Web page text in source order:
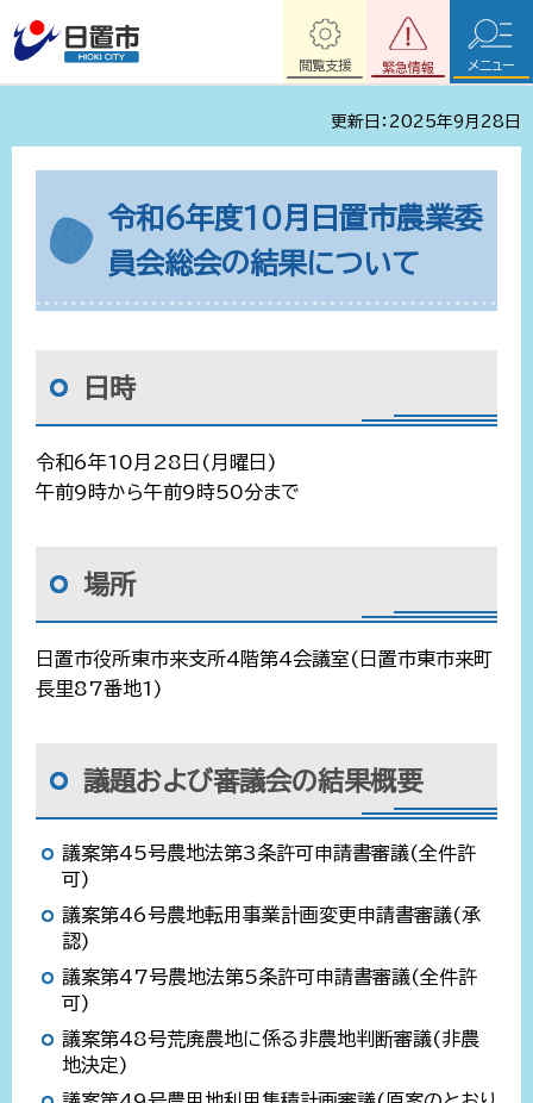
緊急情報
閲覧支援 メニュー
更新日：2025年9月28日
令和6年度10月日置市農業委
員会総会の結果について
日時
令和6年10月28日(月曜日)
午前9時から午前9時50分まで
場所
日置市役所東市来支所4階第4会議室(日置市東市来町
長里87番地1)
議題および審議会の結果概要
議案第45号農地法第3条許可申請書審議(全件許
可)
議案第46号農地転用事業計画変更申請書審議(承
認)
議案第47号農地法第5条許可申請書審議(全件許
可)
議案第48号荒廃農地に係る非農地判断審議(非農
地決定)